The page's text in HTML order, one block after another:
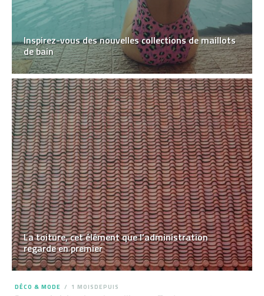
Inspirez-vous des nouvelles collections de maillots
de bain
La toiture, cet élément que l’administration
regarde en premier
DÉCO & MODE 1 MOISDEPUIS